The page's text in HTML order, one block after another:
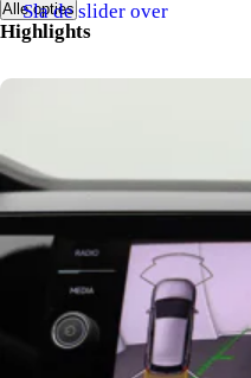
Alle opties
Highlights
Sla de slider over